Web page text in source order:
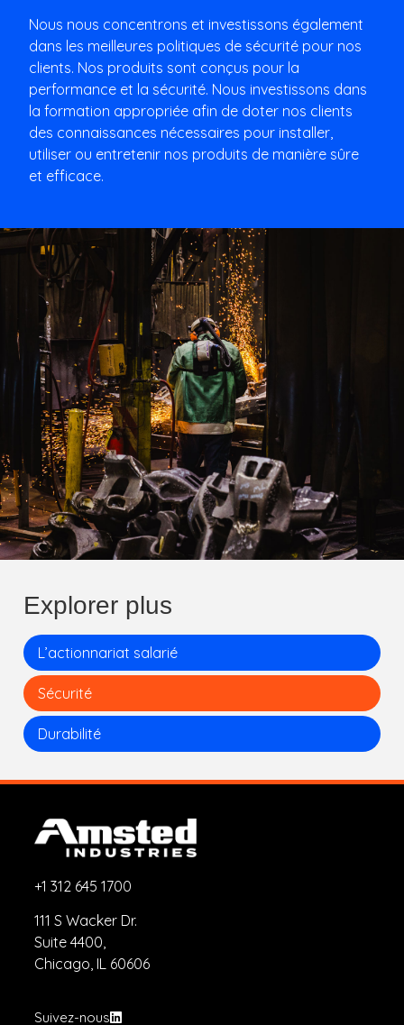
Nous nous concentrons et investissons également
dans les meilleures politiques de sécurité pour nos
clients. Nos produits sont conçus pour la
performance et la sécurité. Nous investissons dans
la formation appropriée afin de doter nos clients
des connaissances nécessaires pour installer,
utiliser ou entretenir nos produits de manière sûre
et efficace.
Explorer plus
L’actionnariat salarié
Sécurité
Durabilité
+1 312 645 1700
111 S Wacker Dr.
Suite 4400,
Chicago, IL 60606
Suivez-nous